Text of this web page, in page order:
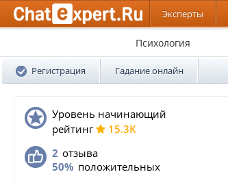
Эксперты
Психология
Регистрация Гадание онлайн
Уровень начинающий
pейтинг
15.3K
2 отзыва
50% положительных